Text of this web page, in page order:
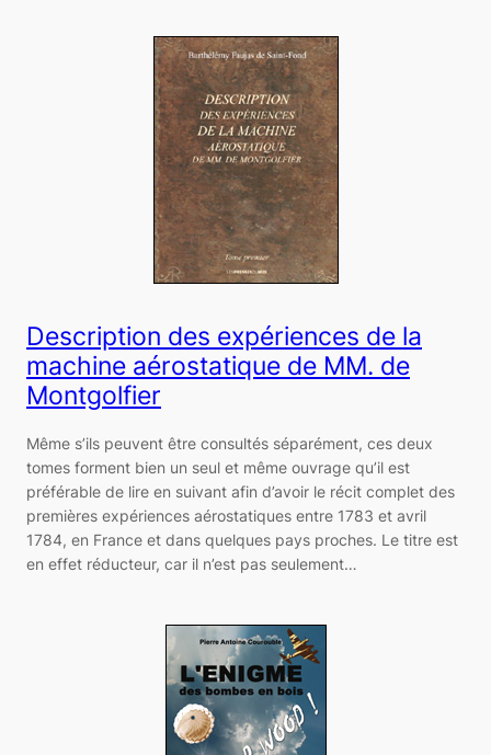
Description des expériences de la
machine aérostatique de MM. de
Montgolfier
Même s’ils peuvent être consultés séparément, ces deux
tomes forment bien un seul et même ouvrage qu’il est
préférable de lire en suivant afin d’avoir le récit complet des
premières expériences aérostatiques entre 1783 et avril
1784, en France et dans quelques pays proches. Le titre est
en effet réducteur, car il n’est pas seulement…